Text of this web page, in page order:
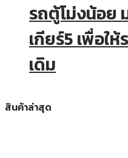
รถตู้โม่งน้อย
เกียร์5 เพื่อใ
เดิม
สินค้าล่าสุด